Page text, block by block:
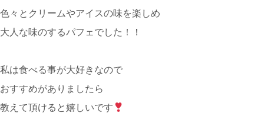
色々とクリームやアイスの味を楽しめ
大人な味のするパフェでした！！
私は食べる事が大好きなので
おすすめがありましたら
教えて頂けると嬉しいです